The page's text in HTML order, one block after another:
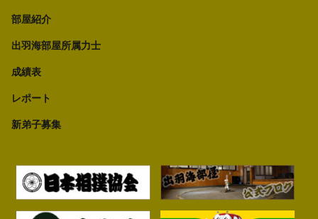
部屋紹介
出羽海部屋所属力士
成績表
レポート
新弟子募集